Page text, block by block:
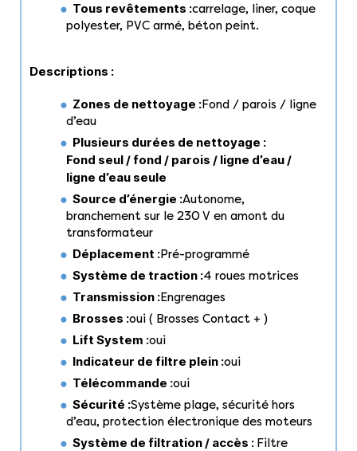
Tous revêtements :carrelage, liner, coque
polyester, PVC armé, béton peint.
Descriptions :
Zones de nettoyage :Fond / parois / ligne
d’eau
Plusieurs durées de nettoyage :
Fond seul / fond / parois / ligne d’eau /
ligne d’eau seule
Source d’énergie :Autonome,
branchement sur le 230 V en amont du
transformateur
Déplacement :Pré-programmé
Système de traction :4 roues motrices
Transmission :Engrenages
Brosses :oui ( Brosses Contact + )
Lift System :oui
Indicateur de filtre plein :oui
Télécommande :oui
Sécurité :Système plage, sécurité hors
d’eau, protection électronique des moteurs
Système de filtration / accès : Filtre